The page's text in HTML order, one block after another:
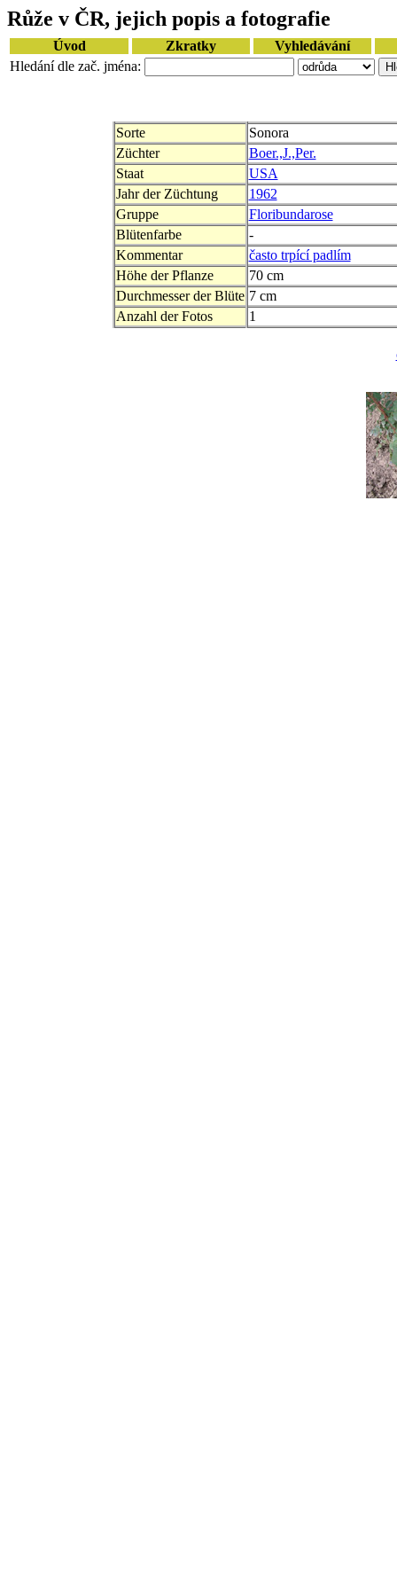
Růže v ČR, jejich popis a fotografie
Úvod Zkratky
Vyhledávání
Hledání dle zač. jména:
Sorte
Sonora
Züchter
Boer.,J.,Per.
Staat
USA
Jahr der Züchtung
1962
Gruppe
Floribundarose
Blütenfarbe
-
Kommentar
často trpící padlím
Höhe der Pflanze
70 cm
Durchmesser der Blüte 7 cm
Anzahl der Fotos
1